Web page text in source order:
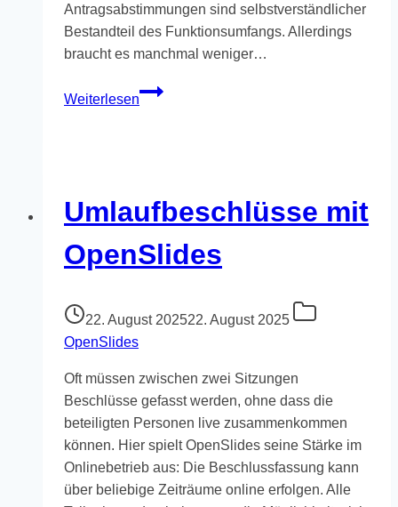
Antragsabstimmungen sind selbstverständlicher
Bestandteil des Funktionsumfangs. Allerdings
braucht es manchmal weniger…
Weiterlesen
Unser
nur
Wahlen
durchführen.
Umlaufbeschlüsse mit
OpenSlides
22. August 202522. August 2025
OpenSlides
Oft müssen zwischen zwei Sitzungen
Beschlüsse gefasst werden, ohne dass die
beteiligten Personen live zusammenkommen
können. Hier spielt OpenSlides seine Stärke im
Onlinebetrieb aus: Die Beschlussfassung kann
über beliebige Zeiträume online erfolgen. Alle